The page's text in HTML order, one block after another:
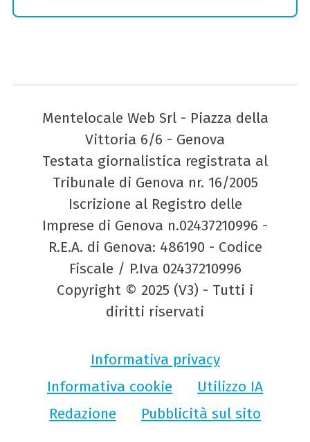
Mentelocale Web Srl - Piazza della
Vittoria 6/6 - Genova
Testata giornalistica registrata al
Tribunale di Genova nr. 16/2005
Iscrizione al Registro delle
Imprese di Genova n.02437210996 -
R.E.A. di Genova: 486190 - Codice
Fiscale / P.Iva 02437210996
Copyright © 2025 (V3) - Tutti i
diritti riservati
Informativa privacy
Informativa cookie
Utilizzo IA
Redazione
Pubblicità sul sito